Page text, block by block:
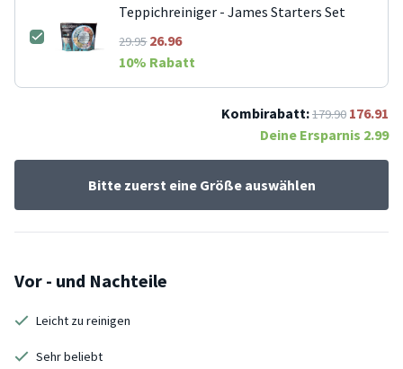
Teppichreiniger - James Starters Set
29.9526.96
10% Rabatt
Kombirabatt:179.90 176.91
Deine Ersparnis 2.99
Bitte zuerst eine Größe auswählen
Vor - und Nachteile
Leicht zu reinigen
Sehr beliebt